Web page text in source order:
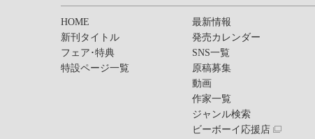
HOME
新刊タイトル
フェア･特典
特設ページ一覧
最新情報
発売カレンダー
SNS一覧
原稿募集
動画
作家一覧
ジャンル検索
ビーボーイ応援店